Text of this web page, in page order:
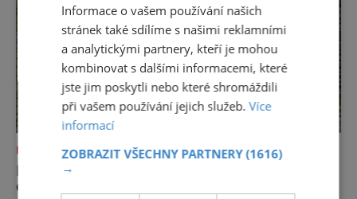
NEJKRÁSNĚJŠÍ PAMÁTKY
KRÁSA I TAJEMSTVÍ HISTORICKÉHO
CÍNOVÉHO DOLU
Informace o vašem používání našich
stránek také sdílíme s našimi reklamními
a analytickými partnery, kteří je mohou
kombinovat s dalšími informacemi, které
jste jim poskytli nebo které shromáždili
při vašem používání jejich služeb.Více
informací
ZOBRAZIT VŠECHNY PARTNERY(1616)
→